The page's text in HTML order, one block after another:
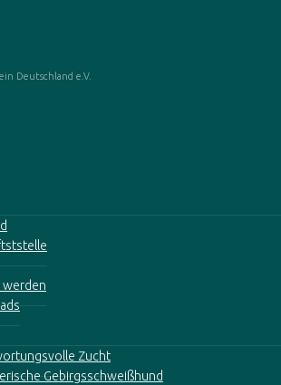
Deutschland e.V.
Zucht
Gebirgsschweißhund